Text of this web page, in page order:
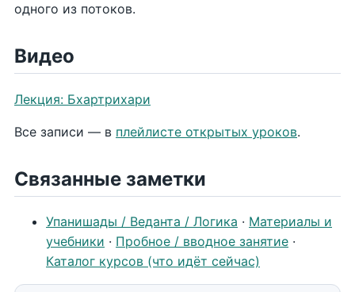
одного из потоков.
Видео
Лекция: Бхартрихари
Все записи — в плейлисте открытых уроков.
Связанные заметки
Упанишады / Веданта / Логика · Материалы и
учебники · Пробное / вводное занятие ·
Каталог курсов (что идёт сейчас)